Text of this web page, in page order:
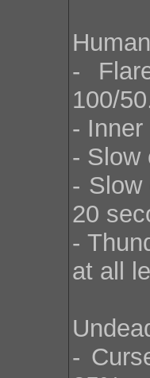
-
100/
-
- Slow
- Slow
20
-
at all
-